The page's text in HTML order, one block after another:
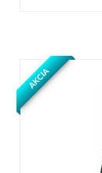
AKCIA